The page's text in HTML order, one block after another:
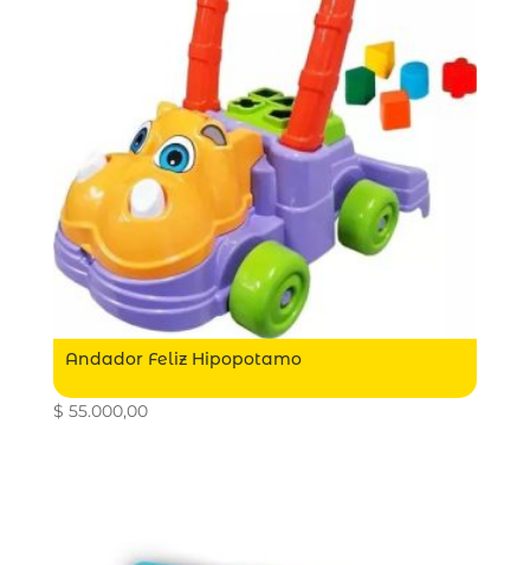
Andador Feliz Hipopotamo
$ 55.000,00